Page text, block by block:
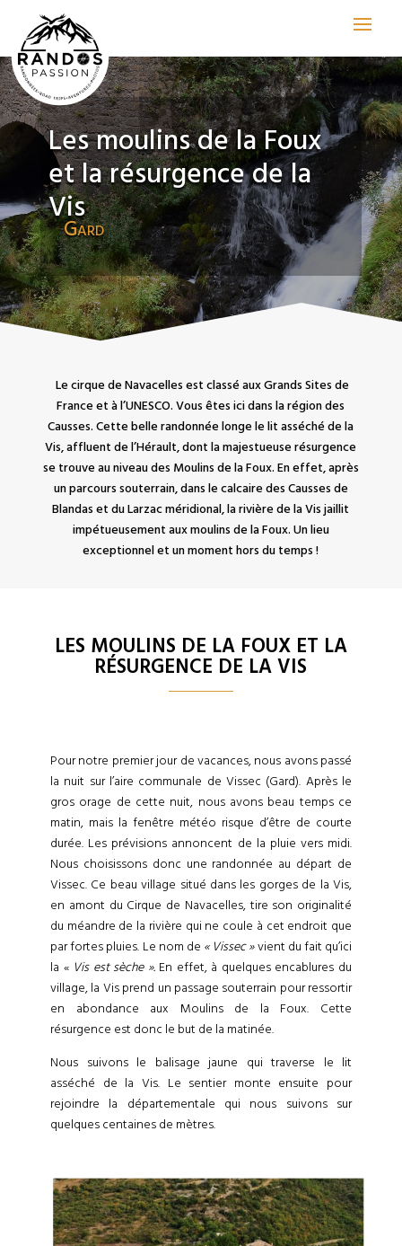
Les moulins de la Foux
et la résurgence de la
Vis
Gard
Le cirque de Navacelles est classé aux Grands Sites de
France et à l’UNESCO. Vous êtes ici dans la région des
Causses. Cette belle randonnée longe le lit asséché de la
Vis, affluent de l’Hérault, dont la majestueuse résurgence
se trouve au niveau des Moulins de la Foux. En effet, après
un parcours souterrain, dans le calcaire des Causses de
Blandas et du Larzac méridional, la rivière de la Vis jaillit
impétueusement aux moulins de la Foux. Un lieu
exceptionnel et un moment hors du temps !
LES MOULINS DE LA FOUX ET LA
RÉSURGENCE DE LA VIS
Pour notre premier jour de vacances, nous avons passé
la nuit sur l’aire communale de Vissec (Gard). Après le
gros orage de cette nuit, nous avons beau temps ce
matin, mais la fenêtre météo risque d’être de courte
durée. Les prévisions annoncent de la pluie vers midi.
Nous choisissons donc une randonnée au départ de
Vissec. Ce beau village situé dans les gorges de la Vis,
en amont du Cirque de Navacelles, tire son originalité
du méandre de la rivière qui ne coule à cet endroit que
par fortes pluies. Le nom de « Vissec »vient du fait qu’ici
la « Vis est sèche ». En effet, à quelques encablures du
village, la Vis prend un passage souterrain pour ressortir
en abondance aux Moulins de la Foux. Cette
résurgence est donc le but de la matinée.
Nous suivons le balisage jaune qui traverse le lit
asséché de la Vis. Le sentier monte ensuite pour
rejoindre la départementale qui nous suivons sur
quelques centaines de mètres.